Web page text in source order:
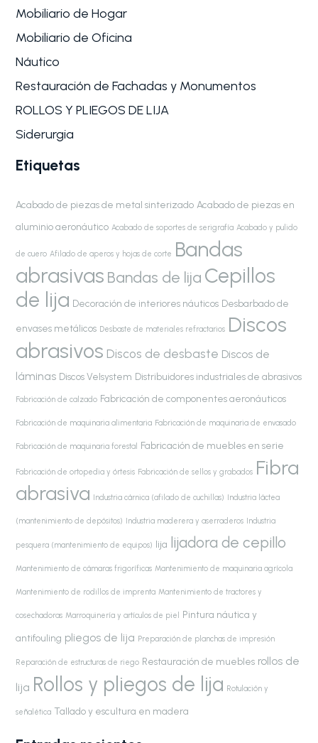
Mobiliario de Hogar
Mobiliario de Oficina
Náutico
Restauración de Fachadas y Monumentos
ROLLOS Y PLIEGOS DE LIJA
Siderurgia
Etiquetas
Acabado de piezas de metal sinterizado Acabado de piezas en
aluminio aeronáutico Acabado de soportes de serigrafía Acabado y pulido
de cuero Afilado de aperos y hojas de corte Bandas
abrasivas Bandas de lija Cepillos
de lija Decoración de interiores náuticos Desbarbado de
envases metálicos Desbaste de materiales refractarios Discos
abrasivos Discos de desbaste Discos de
láminas Discos Velsystem Distribuidores industriales de abrasivos
Fabricación de calzado Fabricación de componentes aeronáuticos
Fabricación de maquinaria alimentaria Fabricación de maquinaria de envasado
Fabricación de maquinaria forestal Fabricación de muebles en serie
Fabricación de ortopedia y órtesis Fabricación de sellos y grabados Fibra
abrasiva Industria cárnica (afilado de cuchillas) Industria láctea
(mantenimiento de depósitos) Industria maderera y aserraderos Industria
pesquera (mantenimiento de equipos) lija lijadora de cepillo
Mantenimiento de cámaras frigoríficas Mantenimiento de maquinaria agrícola
Mantenimiento de rodillos de imprenta Mantenimiento de tractores y
cosechadoras Marroquinería y artículos de piel Pintura náutica y
antifouling pliegos de lija Preparación de planchas de impresión
Reparación de estructuras de riego Restauración de muebles rollos de
lija Rollos y pliegos de lija Rotulación y
señalética Tallado y escultura en madera